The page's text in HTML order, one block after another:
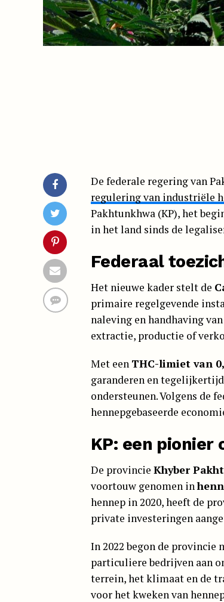
De federale regering van
regulering van industriële
Pakhtunkhwa (KP), het
in het land sinds de
Federaal
Het nieuwe kader stelt de
primaire regelgevende
naleving en handhaving
extractie, productie of
Met een THC-limiet van
garanderen en
ondersteunen. Volgens de
hennepgebaseerde
KP: een pionier
De provincie Khyber
voortouw genomen in
hennep in 2020, heeft de
private investeringen
In 2022 begon de provincie
particuliere bedrijven aan
terrein, het klimaat en de
voor het kweken van